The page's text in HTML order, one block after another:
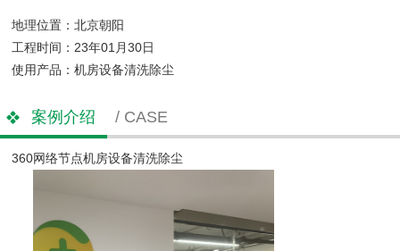
地理位置：北京朝阳
工程时间：23年01月30日
使用产品：机房设备清洗除尘
案例介绍 / CASE
360网络节点机房设备清洗除尘